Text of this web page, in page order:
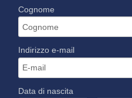
Cognome
Indirizzo e-mail
Data di nascita